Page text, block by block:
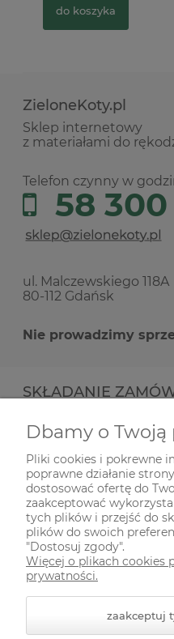
do koszyka
ZieloneKoty.pl
Sklep internetowy
z materiałami do
Telefon czynny w
58
ul. Malczewskiego 118A
80-112 Gdańsk
Nie prowadzimy
SKŁADANIE
INFORMACJE
ODWIEDŹ NAS NA
Dbamy o
Pliki cookies i pokrewne
poprawne działanie
dostosować ofertę do
zaakceptować
tych plików i przejść do
plików do swoich
"Dostosuj zgody".
Więcej o plikach cookies
prywatności.
zaakceptuj